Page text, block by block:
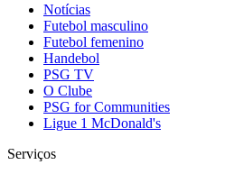
Notícias
Futebol masculino
Futebol femenino
Handebol
PSG TV
O Clube
PSG for Communities
Ligue 1 McDonald's
Serviços